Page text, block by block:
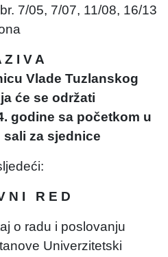
7/05, 7/07, 11/08, 16/13
Z I V A
Vlade Tuzlanskog
će se održati
godine sa početkom u
sali za sjednice
N I R E D
o radu i poslovanju
Univerzitetski